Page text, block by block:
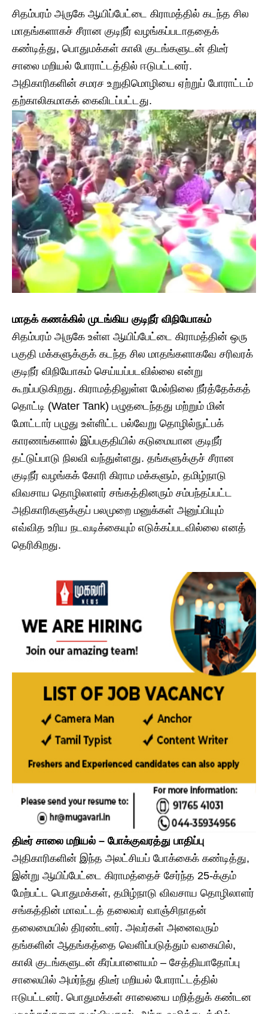
சிதம்பரம் அருகே ஆயிப்பேட்டை கிராமத்தில் கடந்த சில
மாதங்களாகச் சீரான குடிநீர் வழங்கப்படாததைக்
கண்டித்து, பொதுமக்கள் காலி குடங்களுடன் திடீர்
சாலை மறியல் போராட்டத்தில் ஈடுபட்டனர்.
அதிகாரிகளின் சமரச உறுதிமொழியை ஏற்றுப் போராட்டம்
தற்காலிகமாகக் கைவிடப்பட்டது.​
​மாதக் கணக்கில் முடங்கிய குடிநீர் விநியோகம்
​சிதம்பரம் அருகே உள்ள ஆயிப்பேட்டை கிராமத்தின் ஒரு
பகுதி மக்களுக்குக் கடந்த சில மாதங்களாகவே சரிவரக்
குடிநீர் விநியோகம் செய்யப்படவில்லை என்று
கூறப்படுகிறது. கிராமத்திலுள்ள மேல்நிலை நீர்த்தேக்கத்
தொட்டி (Water Tank) பழுதடைந்தது மற்றும் மின்
மோட்டார் பழுது உள்ளிட்ட பல்வேறு தொழில்நுட்பக்
காரணங்களால் இப்பகுதியில் கடுமையான குடிநீர்
தட்டுப்பாடு நிலவி வந்துள்ளது. ​தங்களுக்குச் சீரான
குடிநீர் வழங்கக் கோரி கிராம மக்களும், தமிழ்நாடு
விவசாய தொழிலாளர் சங்கத்தினரும் சம்பந்தப்பட்ட
அதிகாரிகளுக்குப் பலமுறை மனுக்கள் அனுப்பியும்
எவ்வித உரிய நடவடிக்கையும் எடுக்கப்படவில்லை எனத்
தெரிகிறது.
​திடீர் சாலை மறியல் – போக்குவரத்து பாதிப்பு
​அதிகாரிகளின் இந்த அலட்சியப் போக்கைக் கண்டித்து,
இன்று ஆயிப்பேட்டை கிராமத்தைச் சேர்ந்த 25-க்கும்
மேற்பட்ட பொதுமக்கள், தமிழ்நாடு விவசாய தொழிலாளர்
சங்கத்தின் மாவட்டத் தலைவர் வாஞ்சிநாதன்
தலைமையில் திரண்டனர். அவர்கள் அனைவரும்
தங்களின் ஆதங்கத்தை வெளிப்படுத்தும் வகையில்,
காலி குடங்களுடன் கீரப்பாளையம் – சேத்தியாதோப்பு
சாலையில் அமர்ந்து திடீர் மறியல் போராட்டத்தில்
ஈடுபட்டனர். ​பொதுமக்கள் சாலையை மறித்துக் கண்டன